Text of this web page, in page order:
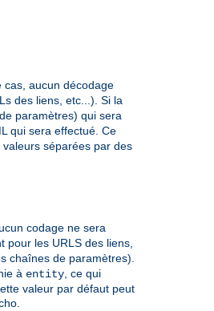
cas, aucun décodage
des liens, etc...). Si la
paramètres) qui sera
qui sera effectué. Ce
séparées par des
codage ne sera
pour les URLS des liens,
chaînes de paramètres).
à entity , ce qui
valeur par défaut peut